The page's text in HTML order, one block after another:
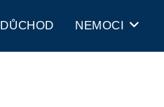
DŮCHOD NEMOCI